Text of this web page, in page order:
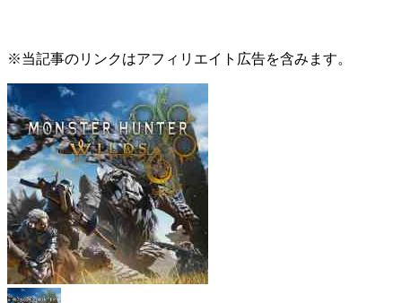
※当記事のリンクはアフィリエイト広告を含みます。